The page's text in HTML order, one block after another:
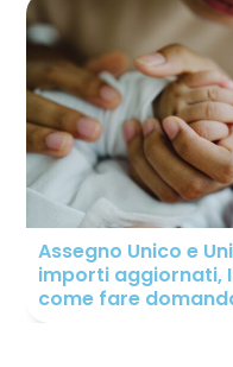
Assegno Unico e
importi aggiornati,
come fare